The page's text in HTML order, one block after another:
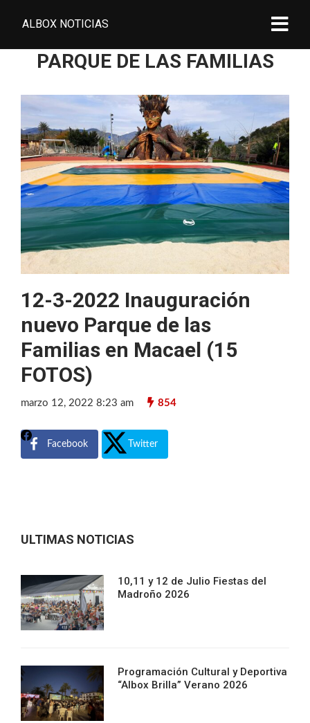
ALBOX NOTICIAS
PARQUE DE LAS FAMILIAS
12-3-2022 Inauguración
nuevo Parque de las
Familias en Macael (15
FOTOS)
marzo 12, 2022 8:23 am 854
Facebook Twitter
ULTIMAS NOTICIAS
10,11 y 12 de Julio Fiestas del
Madroño 2026
Programación Cultural y Deportiva
“Albox Brilla” Verano 2026